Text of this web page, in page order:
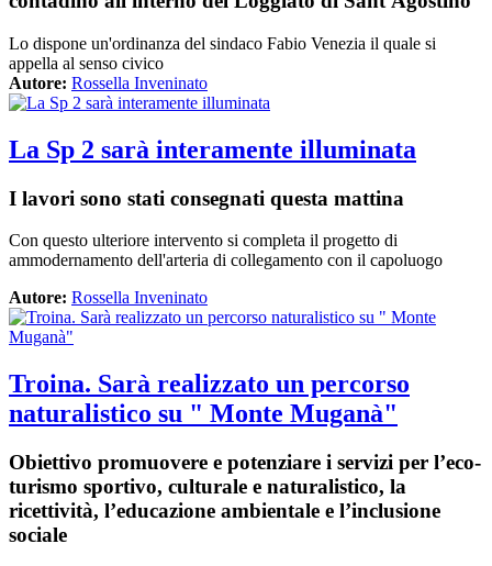
Lo dispone un'ordinanza del sindaco Fabio Venezia il quale si
appella al senso civico
Autore: Rossella Inveninato
La Sp 2 sarà interamente illuminata
I lavori sono stati consegnati questa mattina
Con questo ulteriore intervento si completa il progetto di
ammodernamento dell'arteria di collegamento con il capoluogo
Autore: Rossella Inveninato
Troina. Sarà realizzato un percorso
naturalistico su " Monte Muganà"
Obiettivo promuovere e potenziare i servizi per l’eco-
turismo sportivo, culturale e naturalistico, la
ricettività, l’educazione ambientale e l’inclusione
sociale